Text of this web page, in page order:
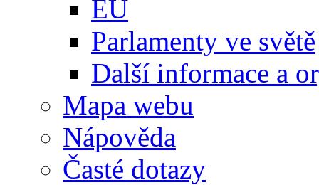
EU
Parlamenty ve světě
Další informace a
Mapa webu
Nápověda
Časté dotazy